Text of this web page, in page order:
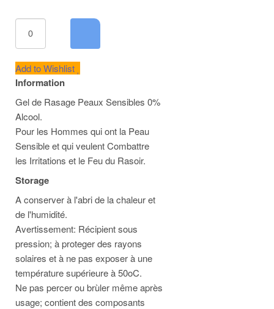
Add to Wishlist
Information
Gel de Rasage Peaux Sensibles 0%
Alcool.
Pour les Hommes qui ont la Peau
Sensible et qui veulent Combattre
les Irritations et le Feu du Rasoir.
Storage
A conserver à l'abri de la chaleur et
de l'humidité.
Avertissement: Récipient sous
pression; à proteger des rayons
solaires et à ne pas exposer à une
température supérieure à 50oC.
Ne pas percer ou brùler même après
usage; contient des composants